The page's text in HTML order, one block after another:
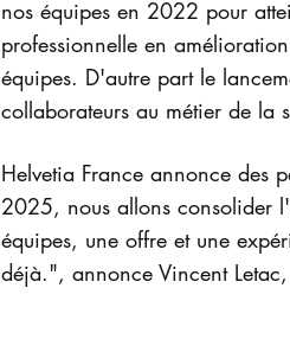
nos équipes en 2022 pour
professionnelle en
équipes. D'autre part le
collaborateurs au métier de la
Helvetia France annonce des
2025, nous allons consolider
équipes, une offre et une
déjà.", annonce Vincent